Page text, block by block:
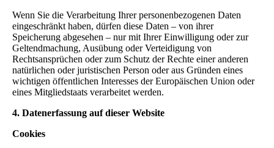
Wenn Sie die Verarbeitung Ihrer personenbezogenen Daten
eingeschränkt haben, dürfen diese Daten – von ihrer
Speicherung abgesehen – nur mit Ihrer Einwilligung oder zur
Geltendmachung, Ausübung oder Verteidigung von
Rechtsansprüchen oder zum Schutz der Rechte einer anderen
natürlichen oder juristischen Person oder aus Gründen eines
wichtigen öffentlichen Interesses der Europäischen Union oder
eines Mitgliedstaats verarbeitet werden.
4. Datenerfassung auf dieser Website
Cookies